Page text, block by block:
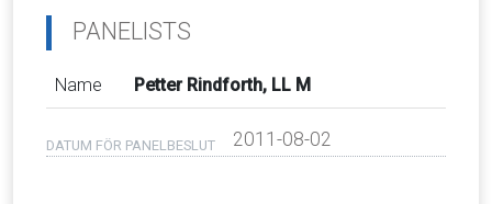
PANELISTS
Name Petter Rindforth, LL M
DATUM FÖR PANELBESLUT 2011-08-02